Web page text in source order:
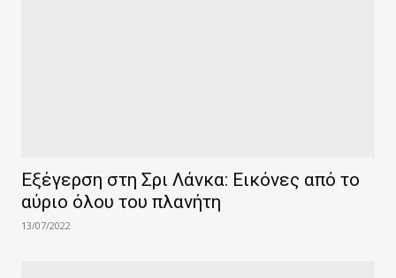
Εξέγερση στη Σρι Λάνκα: Εικόνες από το
αύριο όλου του πλανήτη
13/07/2022